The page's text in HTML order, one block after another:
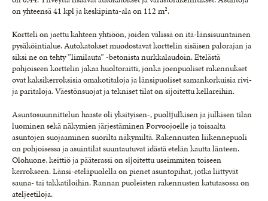
on yhteensä 41 kpl ja keskipinta-ala on 112 m².
Kortteli on jaettu kahteen yhtiöön, joiden välissä on itä-länsisuuntainen
pysäköintialue. Autokatokset muo­dostavat korttelin sisäisen palorajan ja
siksi ne on tehty ”limilauta” -betonista nurkkalaudoin. Etelästä
pohjoiseen korttelin jakaa huoltoraitti, jonka joenpuoliset rakennukset
ovat kaksikerroksisia omakotitaloja ja länsipuoliset samankorkuisia rivi-
ja paritaloja. Väestönsuojat ja tekniset tilat on sĳoitettu kellareihin.
Asuntosuunnittelun haaste oli yksityisen-, puolĳulkisen ja julkisen tilan
luominen sekä näkymien järjestäminen Porvoojoelle ja toisaalta
asuntojen suojaaminen suorilta näkymiltä. Rakennusten liikennepuoli
on pohjoisessa ja asuintilat suuntautuvat idästä etelän kautta länteen.
Olohuone, keittiö ja pääterassi on sĳoitettu useimmiten toiseen
kerrokseen. Länsi-eteläpuolella on pienet asuntopihat, jotka liittyvät
sauna- tai takkatiloihin. Rannan puoleisten rakennusten katutasossa on
ateljeetiloja.